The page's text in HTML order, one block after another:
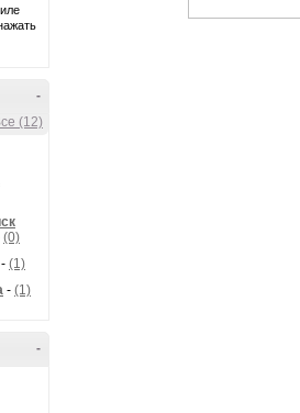
-
(12)
(0)
- (1)
- (1)
-